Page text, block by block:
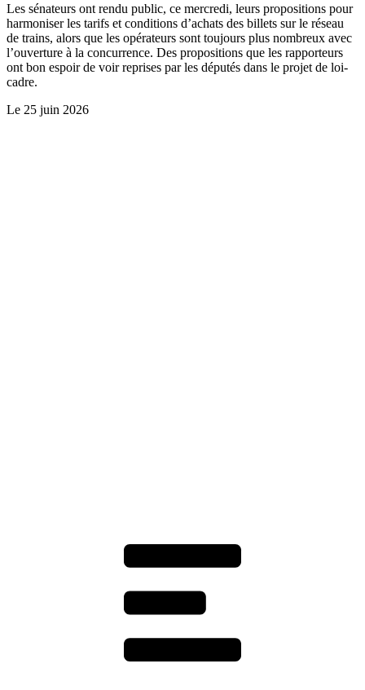
Les sénateurs ont rendu public, ce mercredi, leurs propositions pour
harmoniser les tarifs et conditions d’achats des billets sur le réseau
de trains, alors que les opérateurs sont toujours plus nombreux avec
l’ouverture à la concurrence. Des propositions que les rapporteurs
ont bon espoir de voir reprises par les députés dans le projet de loi-
cadre.
Le 25 juin 2026